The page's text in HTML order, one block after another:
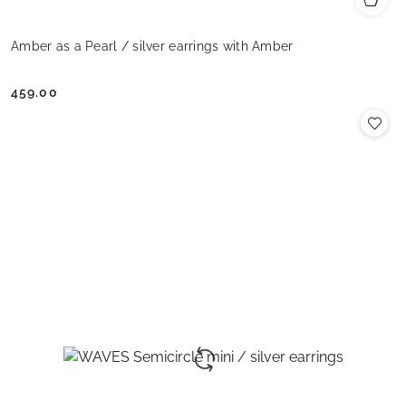
Amber as a Pearl / silver earrings with Amber
Cena:
459.00